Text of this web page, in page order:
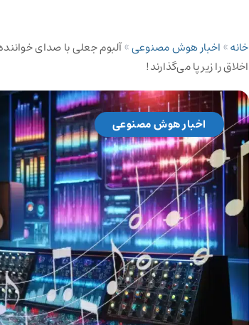
خانه»اخبار هوش مصنوعی»آلبوم جعلی با صدای
اخلاق را زیر پا می‌گذارند!
اخبار هوش مصنوعی